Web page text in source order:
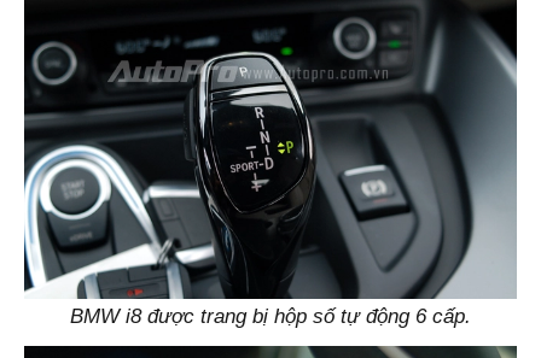
BMW i8 được trang bị hộp số tự động 6 cấp.